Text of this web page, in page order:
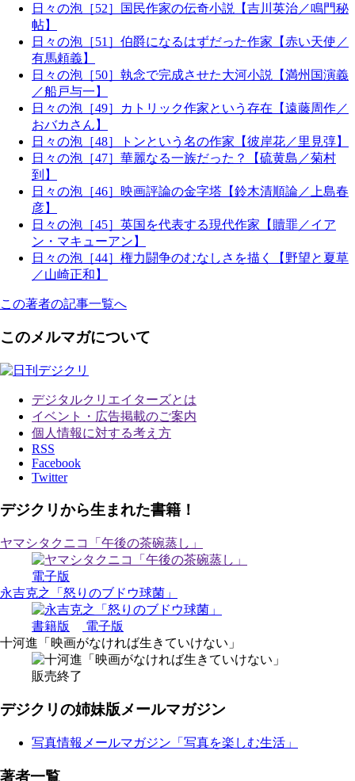
日々の泡［52］国民作家の伝奇小説【吉川英治／鳴門秘
帖】
日々の泡［51］伯爵になるはずだった作家【赤い天使／
有馬頼義】
日々の泡［50］執念で完成させた大河小説【満州国演義
／船戸与一】
日々の泡［49］カトリック作家という存在【遠藤周作／
おバカさん】
日々の泡［48］トンという名の作家【彼岸花／里見弴】
日々の泡［47］華麗なる一族だった？【硫黄島／菊村
到】
日々の泡［46］映画評論の金字塔【鈴木清順論／上島春
彦】
日々の泡［45］英国を代表する現代作家【贖罪／イア
ン・マキューアン】
日々の泡［44］権力闘争のむなしさを描く【野望と夏草
／山崎正和】
この著者の記事一覧へ
このメルマガについて
デジタルクリエイターズとは
イベント・広告掲載のご案内
個人情報に対する考え方
RSS
Facebook
Twitter
デジクリから生まれた書籍！
ヤマシタクニコ「午後の茶碗蒸し」
電子版
永吉克之「怒りのブドウ球菌」
書籍版
電子版
十河進「映画がなければ生きていけない」
販売終了
デジクリの姉妹版メールマガジン
写真情報メールマガジン「写真を楽しむ生活」
著者一覧